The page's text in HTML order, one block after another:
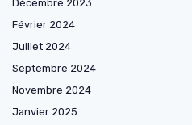
Décembre 2023
Février 2024
Juillet 2024
Septembre 2024
Novembre 2024
Janvier 2025